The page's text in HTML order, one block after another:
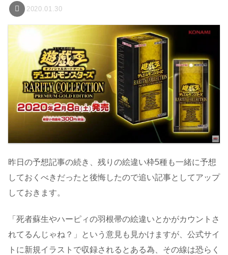
2020.01.30
昨日の予想記事の続き、残りの絵違い枠5種も一緒に予想
しておくべきだったと後悔したので追い記事としてアップ
しておきます。
「死者蘇生やハーピィの羽根帚の絵違いとかがカウントさ
れてるんじゃね？」という意見も見かけますが、公式サイ
トに新規イラストで収録されるとある為、その線は恐らく